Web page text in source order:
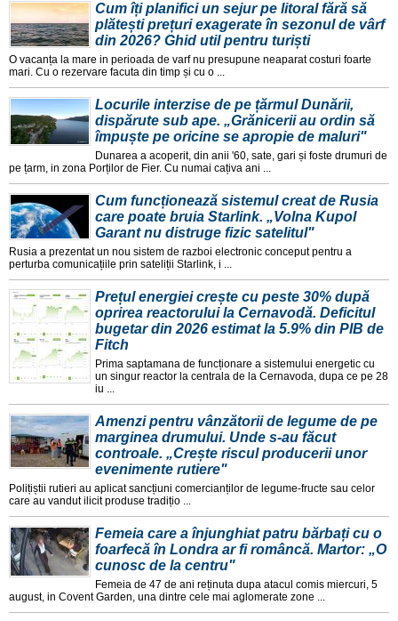
Cum îți planifici un sejur pe litoral fără să
plătești prețuri exagerate în sezonul de vârf
din 2026? Ghid util pentru turiști
O vacanța la mare in perioada de varf nu presupune neaparat costuri foarte
mari. Cu o rezervare facuta din timp și cu o ...
Locurile interzise de pe țărmul Dunării,
dispărute sub ape. „Grănicerii au ordin să
împuște pe oricine se apropie de maluri"
Dunarea a acoperit, din anii '60, sate, gari și foste drumuri de
pe țarm, in zona Porților de Fier. Cu numai cațiva ani ...
Cum funcționează sistemul creat de Rusia
care poate bruia Starlink. „Volna Kupol
Garant nu distruge fizic satelitul"
Rusia a prezentat un nou sistem de razboi electronic conceput pentru a
perturba comunicațiile prin sateliții Starlink, i ...
Prețul energiei crește cu peste 30% după
oprirea reactorului la Cernavodă. Deficitul
bugetar din 2026 estimat la 5.9% din PIB de
Fitch
Prima saptamana de funcționare a sistemului energetic cu
un singur reactor la centrala de la Cernavoda, dupa ce pe 28
iu ...
Amenzi pentru vânzătorii de legume de pe
marginea drumului. Unde s-au făcut
controale. „Crește riscul producerii unor
evenimente rutiere"
Polițiștii rutieri au aplicat sancțiuni comercianților de legume-fructe sau celor
care au vandut ilicit produse tradițio ...
Femeia care a înjunghiat patru bărbați cu o
foarfecă în Londra ar fi româncă. Martor: „O
cunosc de la centru"
Femeia de 47 de ani reținuta dupa atacul comis miercuri, 5
august, in Covent Garden, una dintre cele mai aglomerate zone ...